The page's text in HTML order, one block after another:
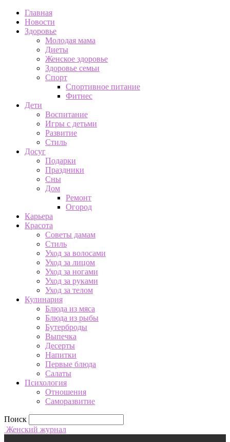
Главная
Новости
Здоровье
Молодая мама
Диеты
Женское здоровье
Здоровье семьи
Спорт
Спортивное питание
Фитнес
Дети
Воспитание
Игры с детьми
Развитие
Стиль
Досуг
Подарки
Праздники
Сны
Дом
Ремонт
Огород
Карьера
Красота
Советы дамам
Стиль
Уход за волосами
Уход за лицом
Уход за ногами
Уход за руками
Уход за телом
Кулинария
Блюда из мяса
Блюда из рыбы
Бутерброды
Выпечка
Десерты
Напитки
Первые блюда
Салаты
Психология
Отношения
Саморазвитие
Поиск
Женский журнал